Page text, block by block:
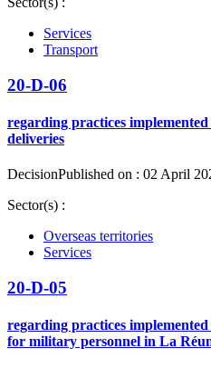
Services
Transport
20-D-06
regarding practices
deliveries
DecisionPublished on : 02 April
Sector(s) :
Overseas territories
Services
20-D-05
regarding practices
for military personnel in La